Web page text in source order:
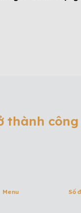
thành
Menu Số